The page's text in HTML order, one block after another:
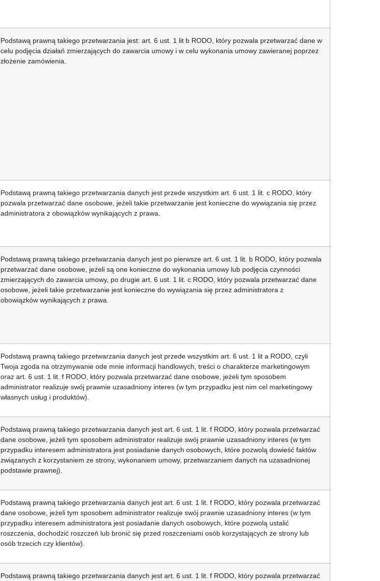
Podstawą prawną takiego przetwarzania jest: art. 6 ust. 1 lit b RODO, który pozwala przetwarzać dane w
celu podjęcia działań zmierzających do zawarcia umowy i w celu wykonania umowy zawieranej poprzez
złożenie zamówienia.
Podstawą prawną takiego przetwarzania danych jest przede wszystkim art. 6 ust. 1 lit. c RODO, który
pozwala przetwarzać dane osobowe, jeżeli takie przetwarzanie jest konieczne do wywiązania się przez
administratora z obowiązków wynikających z prawa.
Podstawą prawną takiego przetwarzania danych jest po pierwsze art. 6 ust. 1 lit. b RODO, który pozwala
przetwarzać dane osobowe, jeżeli są one konieczne do wykonania umowy lub podjęcia czynności
zmierzających do zawarcia umowy, po drugie art. 6 ust. 1 lit. c RODO, który pozwala przetwarzać dane
osobowe, jeżeli takie przetwarzanie jest konieczne do wywiązania się przez administratora z
obowiązków wynikających z prawa.
Podstawą prawną takiego przetwarzania danych jest przede wszystkim art. 6 ust. 1 lit a RODO, czyli
Twoja zgoda na otrzymywanie ode mnie informacji handlowych, treści o charakterze marketingowym
oraz art. 6 ust. 1 lit. f RODO, który pozwala przetwarzać dane osobowe, jeżeli tym sposobem
administrator realizuje swój prawnie uzasadniony interes (w tym przypadku jest nim cel marketingowy
własnych usług i produktów).
Podstawą prawną takiego przetwarzania danych jest art. 6 ust. 1 lit. f RODO, który pozwala przetwarzać
dane osobowe, jeżeli tym sposobem administrator realizuje swój prawnie uzasadniony interes (w tym
przypadku interesem administratora jest posiadanie danych osobowych, które pozwolą dowieść faktów
związanych z korzystaniem ze strony, wykonaniem umowy, przetwarzaniem danych na uzasadnionej
podstawie prawnej).
Podstawą prawną takiego przetwarzania danych jest art. 6 ust. 1 lit. f RODO, który pozwala przetwarzać
dane osobowe, jeżeli tym sposobem administrator realizuje swój prawnie uzasadniony interes (w tym
przypadku interesem administratora jest posiadanie danych osobowych, które pozwolą ustalić
roszczenia, dochodzić roszczeń lub bronić się przed roszczeniami osób korzystających ze strony lub
osób trzecich czy klientów).
Podstawą prawną takiego przetwarzania danych jest art. 6 ust. 1 lit. f RODO, który pozwala przetwarzać